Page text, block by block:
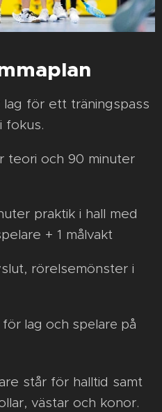
för ett träningspass
fokus.
teori och 90 minuter
praktik i hall med
+ 1 målvakt
rörelsemönster i
lag och spelare på
står för halltid samt
västar och konor.